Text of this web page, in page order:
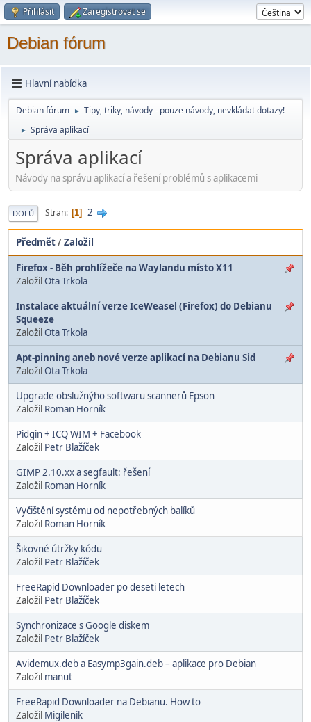
Přihlásit Zaregistrovat se
Debian fórum
Hlavní nabídka
Debian fórum ► Tipy, triky, návody - pouze návody, nevkládat dotazy!
► Správa aplikací
Správa aplikací
Návody na správu aplikací a řešení problémů s aplikacemi
DOLŮ Stran 1 2
Předmět/Založil
Firefox - Běh prohlížeče na Waylandu místo X11
Založil Ota Trkola
Instalace aktuální verze IceWeasel (Firefox) do Debianu
Squeeze
Založil Ota Trkola
Apt-pinning aneb nové verze aplikací na Debianu Sid
Založil Ota Trkola
Upgrade obslužnýho softwaru scannerů Epson
Založil Roman Horník
Pidgin + ICQ WIM + Facebook
Založil Petr Blažíček
GIMP 2.10.xx a segfault: řešení
Založil Roman Horník
Vyčištění systému od nepotřebných balíků
Založil Roman Horník
Šikovné útržky kódu
Založil Petr Blažíček
FreeRapid Downloader po deseti letech
Založil Petr Blažíček
Synchronizace s Google diskem
Založil Petr Blažíček
Avidemux.deb a Easymp3gain.deb – aplikace pro Debian
Založil manut
FreeRapid Downloader na Debianu. How to
Založil Migilenik